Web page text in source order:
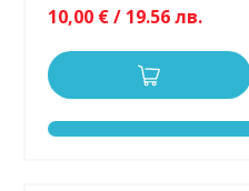
10,00 € / 19.56 лв.